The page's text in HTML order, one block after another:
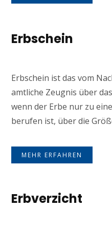
Erbschein
Erbschein ist das vom
amtliche Zeugnis über
wenn der Erbe nur zu
berufen ist, über die
MEHR ERFAHREN
Erbverzicht